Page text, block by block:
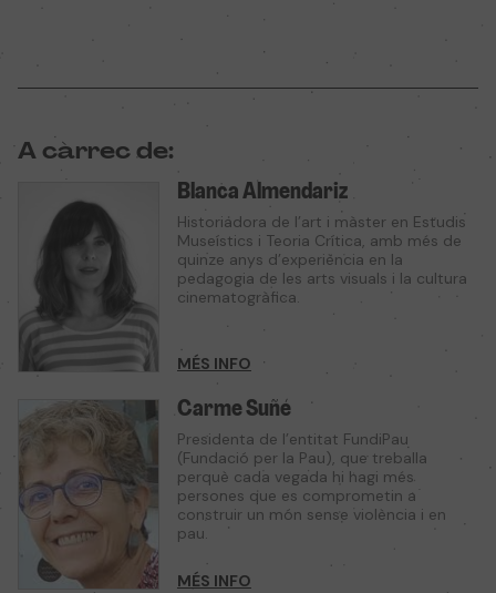
A càrrec de:
Blanca Almendariz
Historiadora de l’art i màster en Estudis
Museístics i Teoria Crítica, amb més de
quinze anys d’experiència en la
pedagogia de les arts visuals i la cultura
cinematogràfica.
MÉS INFO
Carme Suñé
Presidenta de l’entitat FundiPau
(Fundació per la Pau), que treballa
perquè cada vegada hi hagi més
persones que es comprometin a
construir un món sense violència i en
pau.
MÉS INFO